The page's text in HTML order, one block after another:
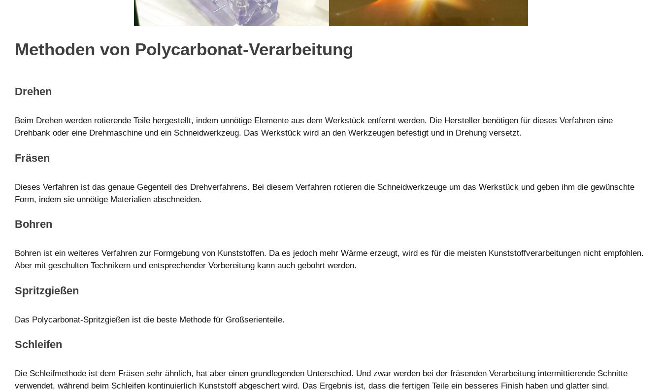
Methoden von Polycarbonat-Verarbeitung
Drehen
Beim Drehen werden rotierende Teile hergestellt, indem unnötige Elemente aus dem Werkstück entfernt werden. Die Hersteller benötigen für dieses Verfahren eine
Drehbank oder eine Drehmaschine und ein Schneidwerkzeug. Das Werkstück wird an den Werkzeugen befestigt und in Drehung versetzt.
Fräsen
Dieses Verfahren ist das genaue Gegenteil des Drehverfahrens. Bei diesem Verfahren rotieren die Schneidwerkzeuge um das Werkstück und geben ihm die gewünschte
Form, indem sie unnötige Materialien abschneiden.
Bohren
Bohren ist ein weiteres Verfahren zur Formgebung von Kunststoffen. Da es jedoch mehr Wärme erzeugt, wird es für die meisten Kunststoffverarbeitungen nicht empfohlen.
Aber mit geschulten Technikern und entsprechender Vorbereitung kann auch gebohrt werden.
Spritzgießen
Das Polycarbonat-Spritzgießen ist die beste Methode für Großserienteile.
Schleifen
Die Schleifmethode ist dem Fräsen sehr ähnlich, hat aber einen grundlegenden Unterschied. Und zwar werden bei der fräsenden Verarbeitung intermittierende Schnitte
verwendet, während beim Schleifen kontinuierlich Kunststoff abgeschert wird. Das Ergebnis ist, dass die fertigen Teile ein besseres Finish haben und glatter sind.